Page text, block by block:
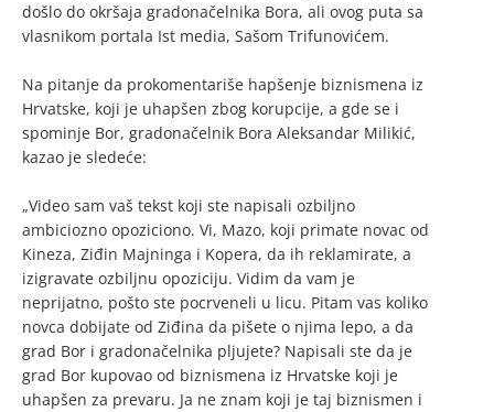
došlo do okršaja gradonačelnika Bora, ali ovog puta sa
vlasnikom portala Ist media, Sašom Trifunovićem.
Na pitanje da prokomentariše hapšenje biznismena iz
Hrvatske, koji je uhapšen zbog korupcije, a gde se i
spominje Bor, gradonačelnik Bora Aleksandar Milikić,
kazao je sledeće:
„Video sam vaš tekst koji ste napisali ozbiljno
ambiciozno opoziciono. Vi, Mazo, koji primate novac od
Kineza, Ziđin Majninga i Kopera, da ih reklamirate, a
izigravate ozbiljnu opoziciju. Vidim da vam je
neprijatno, pošto ste pocrveneli u licu. Pitam vas koliko
novca dobijate od Ziđina da pišete o njima lepo, a da
grad Bor i gradonačelnika pljujete? Napisali ste da je
grad Bor kupovao od biznismena iz Hrvatske koji je
uhapšen za prevaru. Ja ne znam koji je taj biznismen i